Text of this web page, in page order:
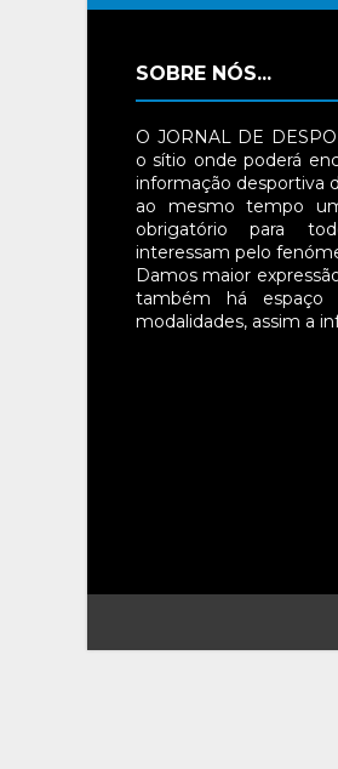
SOBRE NÓS...
O JORNAL DE
o sítio onde poderá
informação desportiva
ao mesmo tempo
obrigatório para
interessam pelo
Damos maior
também há espaço
modalidades, assim a